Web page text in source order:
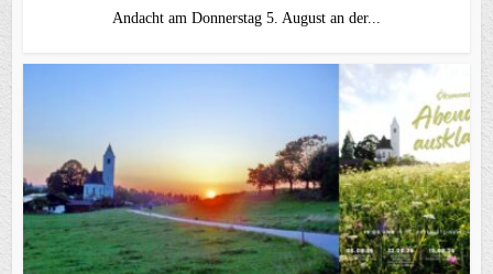
Andacht am Donnerstag 5. August an der...